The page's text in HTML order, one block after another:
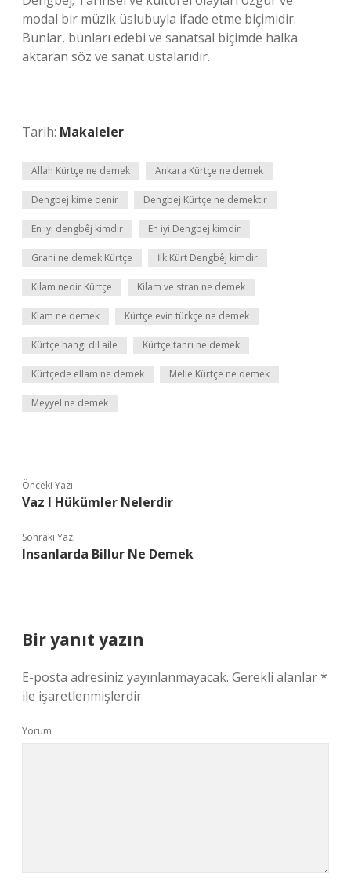
modal bir müzik üslubuyla ifade etme biçimidir.
Bunlar, bunları edebi ve sanatsal biçimde halka
aktaran söz ve sanat ustalarıdır.
Tarih: Makaleler
Allah Kürtçe ne demek Ankara Kürtçe ne demek
Dengbej kime denir Dengbej Kürtçe ne demektir
En iyi dengbêj kimdir En iyi Dengbej kimdir
Grani ne demek Kürtçe İlk Kürt Dengbêj kimdir
Kilam nedir Kürtçe Kilam ve stran ne demek
Klam ne demek Kürtçe evin türkçe ne demek
Kürtçe hangi dil aile Kürtçe tanrı ne demek
Kürtçede ellam ne demek Melle Kürtçe ne demek
Meyyel ne demek
Önceki Yazı
Vaz I Hükümler Nelerdir
Sonraki Yazı
Insanlarda Billur Ne Demek
Bir yanıt yazın
E-posta adresiniz yayınlanmayacak. Gerekli alanlar*
ile işaretlenmişlerdir
Yorum